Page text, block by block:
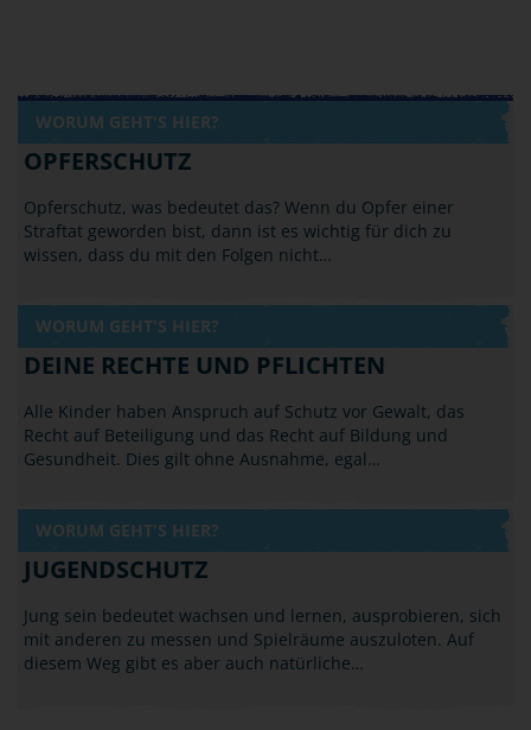
WORUM GEHT'S HIER?
OPFERSCHUTZ
Opferschutz, was bedeutet das? Wenn du Opfer einer
Straftat geworden bist, dann ist es wichtig für dich zu
wissen, dass du mit den Folgen nicht…
WORUM GEHT'S HIER?
DEINE RECHTE UND PFLICHTEN
Alle Kinder haben Anspruch auf Schutz vor Gewalt, das
Recht auf Beteiligung und das Recht auf Bildung und
Gesundheit. Dies gilt ohne Ausnahme, egal…
WORUM GEHT'S HIER?
JUGENDSCHUTZ
Jung sein bedeutet wachsen und lernen, ausprobieren, sich
mit anderen zu messen und Spielräume auszuloten. Auf
diesem Weg gibt es aber auch natürliche…